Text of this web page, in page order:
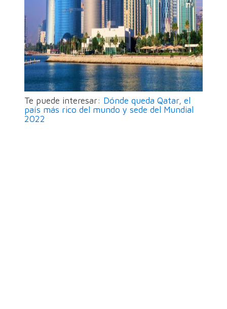
Te puede interesar: Dónde queda Qatar, el
país más rico del mundo y sede del Mundial
2022